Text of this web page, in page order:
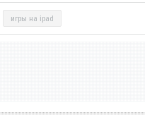
игры на ipad